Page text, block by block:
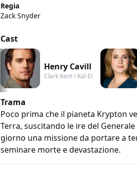
Regia
Zack Snyder
Cast
Henry Cavill
Clark Kent / Kal-El
Trama
Poco prima che il pianeta Krypton
Terra, suscitando le ire del
giorno una missione da portare a
seminare morte e devastazione.